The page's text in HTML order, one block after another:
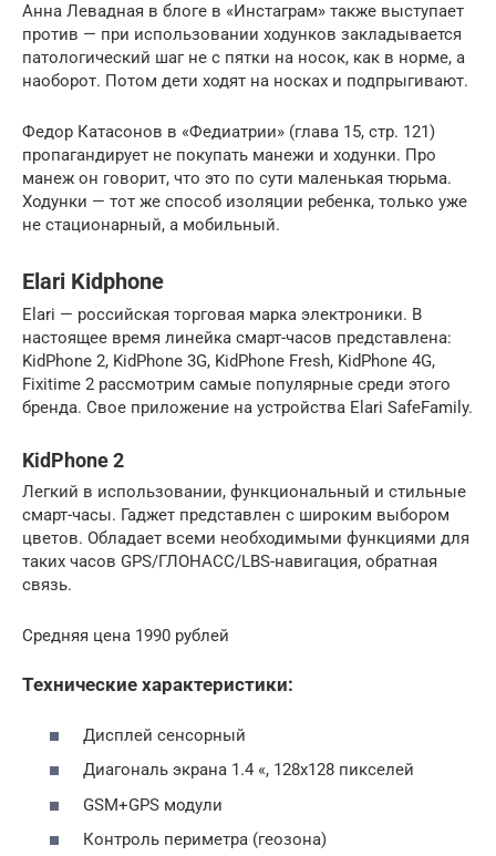
Анна Левадная в блоге в «Инстаграм» также выступает
против — при использовании ходунков закладывается
патологический шаг не с пятки на носок, как в норме, а
наоборот. Потом дети ходят на носках и подпрыгивают.
Федор Катасонов в «Федиатрии» (глава 15, стр. 121)
пропагандирует не покупать манежи и ходунки. Про
манеж он говорит, что это по сути маленькая тюрьма.
Ходунки — тот же способ изоляции ребенка, только уже
не стационарный, а мобильный.
Elari Kidphone
Elari — российская торговая марка электроники. В
настоящее время линейка смарт-часов представлена:
KidPhone 2, KidPhone 3G, KidPhone Fresh, KidPhone 4G,
Fixitime 2 рассмотрим самые популярные среди этого
бренда. Свое приложение на устройства Elari SafeFamily.
KidPhone 2
Легкий в использовании, функциональный и стильные
смарт-часы. Гаджет представлен с широким выбором
цветов. Обладает всеми необходимыми функциями для
таких часов GPS/ГЛОНАСС/LBS-навигация, обратная
связь.
Средняя цена 1990 рублей
Технические характеристики:
Дисплей сенсорный
Диагональ экрана 1.4 «, 128х128 пикселей
GSM+GPS модули
Контроль периметра (геозона)